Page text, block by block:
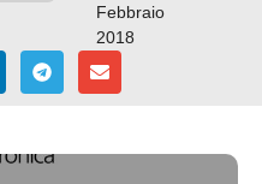
Febbraio
2018